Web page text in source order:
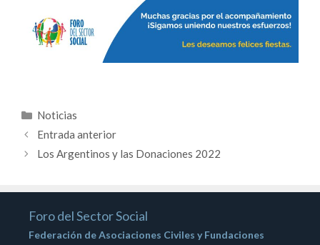
Categorías
Noticias
Entrada anterior
Los Argentinos y las Donaciones 2022
Foro del Sector Social
Federación de Asociaciones Civiles y Fundaciones